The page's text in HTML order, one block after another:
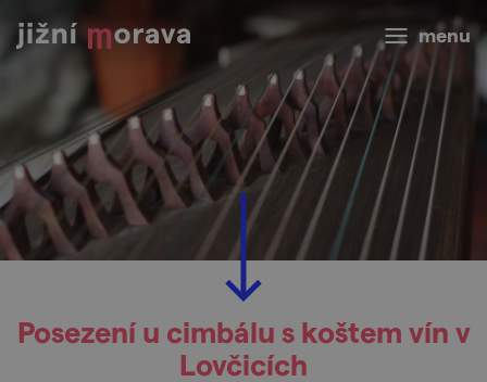
menu
Posezení u cimbálu s koštem vín v
Lovčicích